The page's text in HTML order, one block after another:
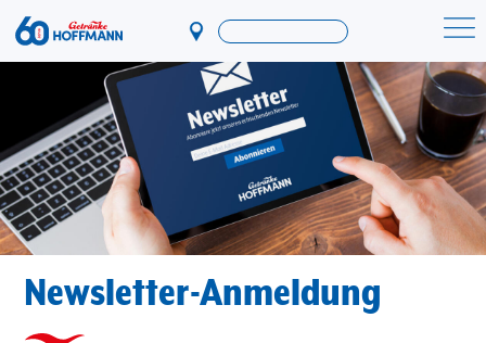
Direkt
zum
Inhalt
Startseite Getränke Hoffmann
Newsletter-Anmeldung